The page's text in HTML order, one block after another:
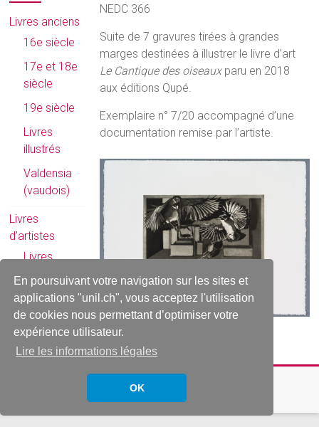
En poursuivant votre navigation sur les sites et
applications "unil.ch", vous acceptez l'utilisation
de cookies nous permettant d’optimiser votre
expérience utilisateur.
Lire les informations légales
OK
NEDC 366
Suite de 7 gravures tirées à grandes
marges destinées à illustrer le livre d’art
Le Cantique des oiseauxparu en 2018
aux éditions Qupé.
Exemplaire n° 7/20 accompagné d’une
documentation remise par l’artiste.
Livres anciens
16e siècle
17e et 18e
siècle
19e siècle
Livres
illustrés
Valdensia
(vaudois)
Livres
d’artistes
Livres
romands
Reliures
par ThemeGrill. Propulsé par